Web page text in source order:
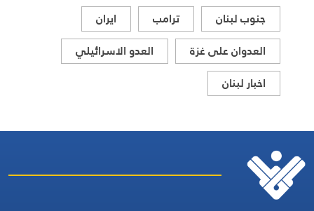
جنوب لبنان
ترامب
ايران
العدوان على غزة
العدو الاسرائيلي
اخبار لبنان